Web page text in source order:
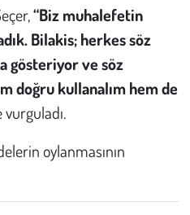
“Biz muhalefetin
Bilakis; herkes söz
gösteriyor ve söz
doğru kullanalım hem de
oylanmasının